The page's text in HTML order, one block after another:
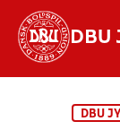
DBU
DBU